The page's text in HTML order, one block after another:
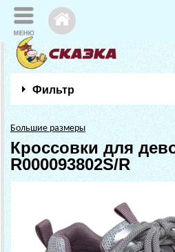
Фильтр
Большие размеры
Кроссовки для
R000093802S/R